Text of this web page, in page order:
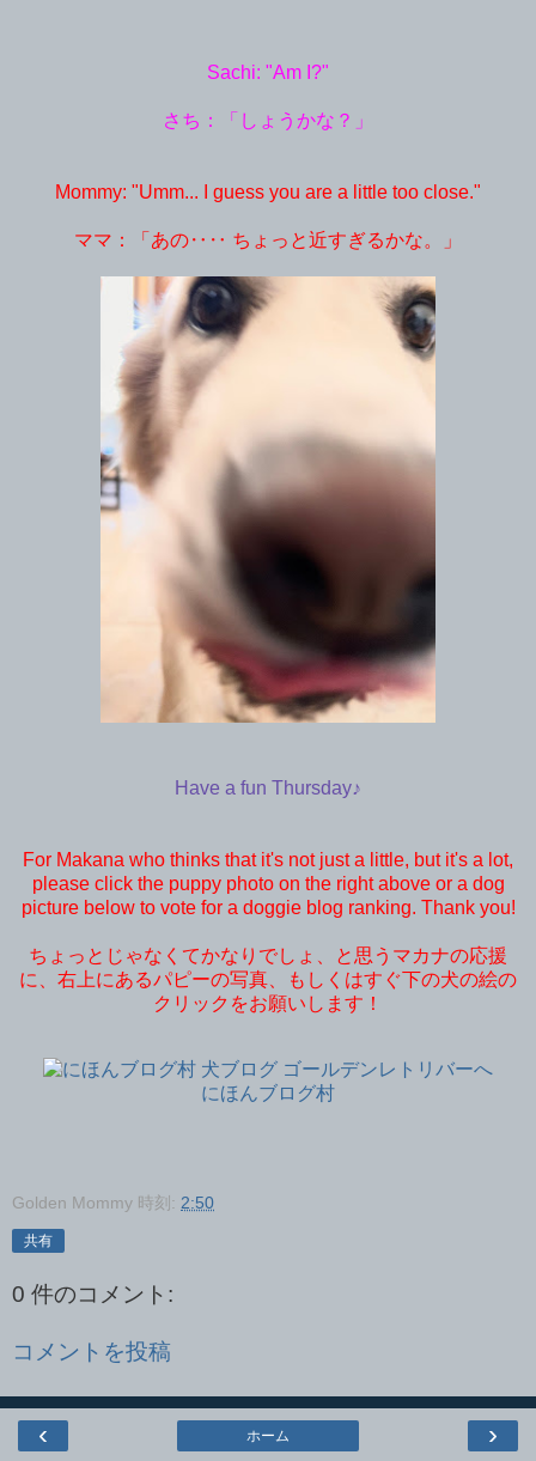
Sachi: "Am I?"
さち：「しょうかな？」
Mommy: "Umm... I guess you are a little too close."
ママ：「あの‥‥ ちょっと近すぎるかな。」
Have a fun Thursday♪
For Makana who thinks that it's not just a little, but it's a lot,
please click the puppy photo on the right above or a dog
picture below to vote for a doggie blog ranking. Thank you!
ちょっとじゃなくてかなりでしょ、と思うマカナの応援
に、右上にあるパピーの写真、もしくはすぐ下の犬の絵の
クリックをお願いします！
にほんブログ村
Golden Mommy 時刻: 2:50
共有
0 件のコメント:
コメントを投稿
‹ ›
ホーム